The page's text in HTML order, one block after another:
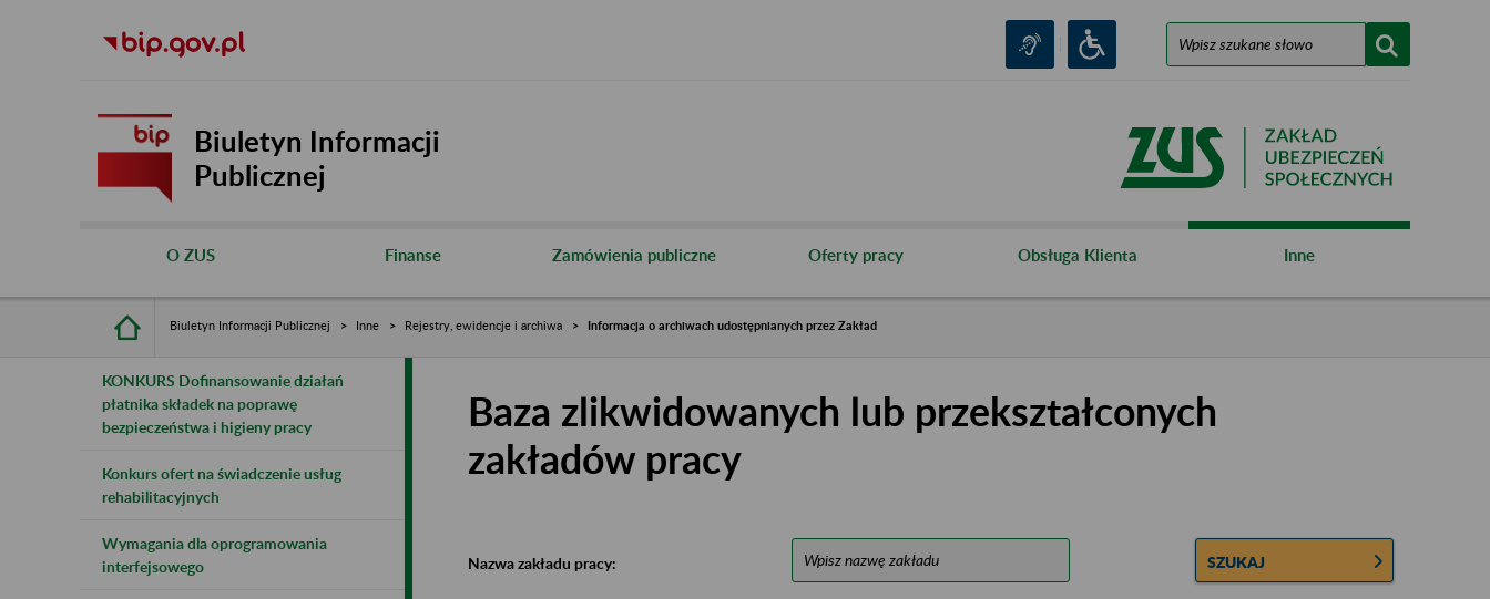
Biuletyn Informacji
Publicznej
O ZUS Finanse Zamówienia publiczne Oferty pracy Obsługa Klienta Inne
Biuletyn Informacji Publicznej Inne Rejestry, ewidencje i archiwa Informacja o archiwach udostępnianych przez Zakład
KONKURS Dofinansowanie działań
płatnika składek na poprawę
bezpieczeństwa i higieny pracy
Konkurs ofert na świadczenie usług
rehabilitacyjnych
Wymagania dla oprogramowania
interfejsowego
Baza zlikwidowanych lub przekształconych
zakładów pracy
Nazwa zakładu pracy: SZUKAJ